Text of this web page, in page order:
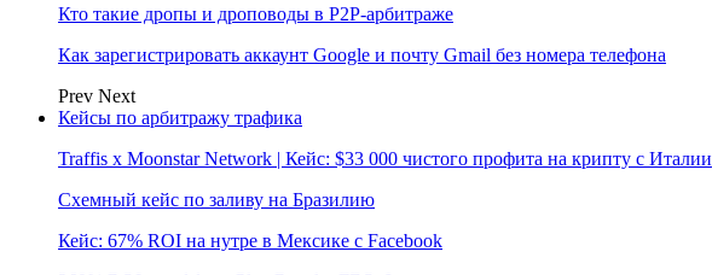
Кто такие дропы и дроповоды в P2P-арбитраже
Как зарегистрировать аккаунт Google и почту Gmail без номера телефона
Prev Next
Кейсы по арбитражу трафика
Traffis x Moonstar Network | Кейс: $33 000 чистого профита на крипту с Италии
Схемный кейс по заливу на Бразилию
Кейс: 67% ROI на нутре в Мексике с Facebook